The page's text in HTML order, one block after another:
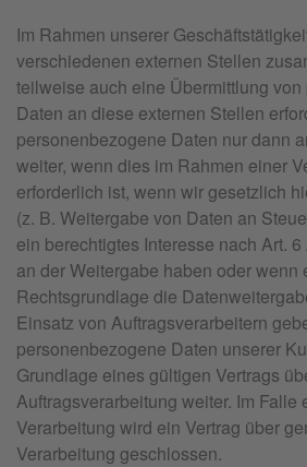
Im Rahmen unserer
verschiedenen externen Stellen
teilweise auch eine Übermittlung
Daten an diese externen Stellen
personenbezogene Daten nur dann
weiter, wenn dies im Rahmen einer
erforderlich ist, wenn wir gesetzlich
(z. B. Weitergabe von Daten an
ein berechtigtes Interesse nach Art.
an der Weitergabe haben oder wenn
Rechtsgrundlage die
Einsatz von Auftragsverarbeitern
personenbezogene Daten unserer
Grundlage eines gültigen Vertrags
Auftragsverarbeitung weiter. Im Falle
Verarbeitung wird ein Vertrag über
Verarbeitung geschlossen.